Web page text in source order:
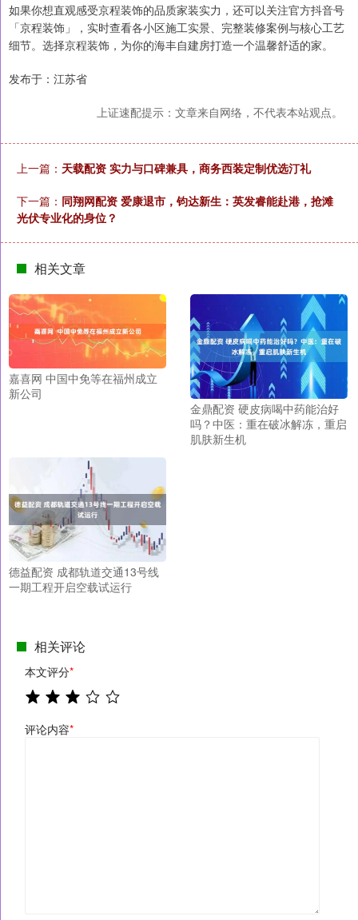
如果你想直观感受京程装饰的品质家装实力，还可以关注官方抖音号
「京程装饰」，实时查看各小区施工实景、完整装修案例与核心工艺
细节。选择京程装饰，为你的海丰自建房打造一个温馨舒适的家。
发布于：江苏省
上证速配提示：文章来自网络，不代表本站观点。
上一篇： 天载配资 实力与口碑兼具，商务西装定制优选汀礼
下一篇： 同翔网配资 爱康退市，钧达新生：英发睿能赴港，抢滩
光伏专业化的身位？
相关文章
嘉喜网 中国中免等在福州成立
新公司
金鼎配资 硬皮病喝中药能治好
吗？中医：重在破冰解冻，重启
肌肤新生机
德益配资 成都轨道交通13号线
一期工程开启空载试运行
相关评论
本文评分*
评论内容*